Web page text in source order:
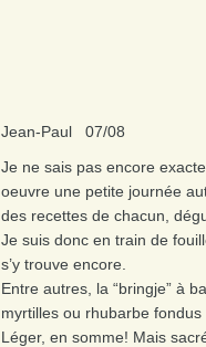
Jean-Paul 07/08
Je ne sais pas encore
oeuvre une petite journée
des recettes de chacun,
Je suis donc en train de
s’y trouve encore.
Entre autres, la “bringje” à
myrtilles ou rhubarbe
Léger, en somme! Mais